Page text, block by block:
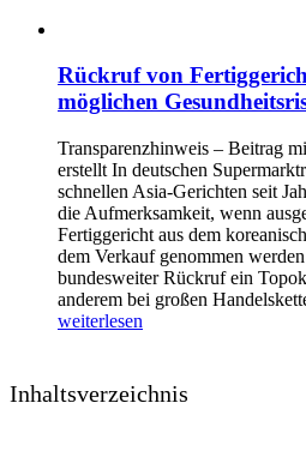
Rückruf von
möglichen
Transparenzhinweis – Beitrag
erstellt In deutschen
schnellen Asia-Gerichten seit
die Aufmerksamkeit, wenn
Fertiggericht aus dem
dem Verkauf genommen
bundesweiter Rückruf ein
anderem bei großen
weiterlesen
Inhaltsverzeichnis